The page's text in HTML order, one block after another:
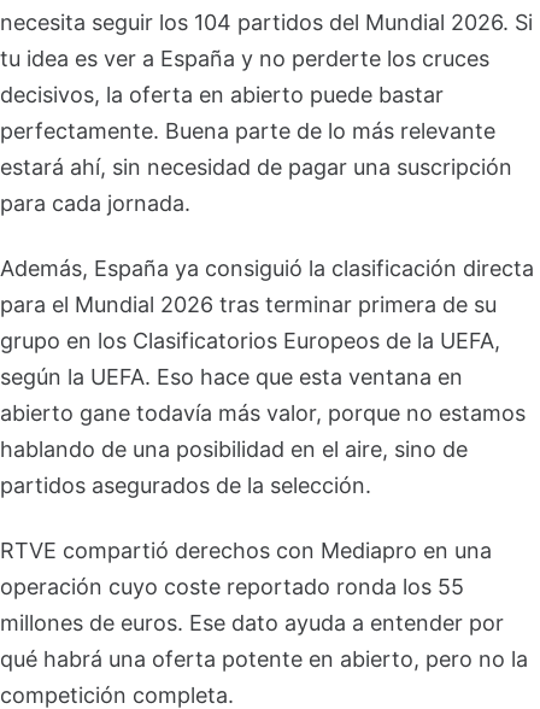
necesita seguir los 104 partidos del Mundial 2026. Si
tu idea es ver a España y no perderte los cruces
decisivos, la oferta en abierto puede bastar
perfectamente. Buena parte de lo más relevante
estará ahí, sin necesidad de pagar una suscripción
para cada jornada.
Además, España ya consiguió la clasificación directa
para el Mundial 2026 tras terminar primera de su
grupo en los Clasificatorios Europeos de la UEFA,
según la UEFA. Eso hace que esta ventana en
abierto gane todavía más valor, porque no estamos
hablando de una posibilidad en el aire, sino de
partidos asegurados de la selección.
RTVE compartió derechos con Mediapro en una
operación cuyo coste reportado ronda los 55
millones de euros. Ese dato ayuda a entender por
qué habrá una oferta potente en abierto, pero no la
competición completa.